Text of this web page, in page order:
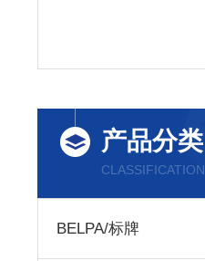
产品分类
CLASSIFICATION
BELPA/标牌